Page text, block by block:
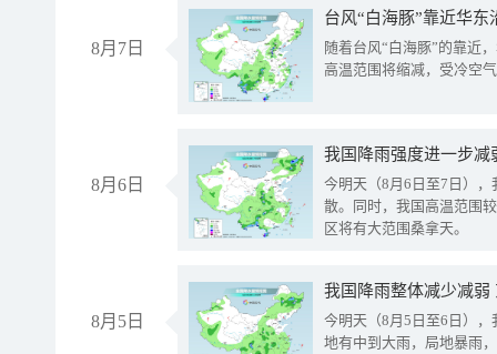
8月7日
台风“白海豚”靠近华
随着台风“白海豚”的靠近
高温范围将缩减，受冷空
8月6日
今明天（8月6日至7日）
散。同时，我国高温范围
区将有大范围桑拿天。
8月5日
我国降雨整体减少减弱
今明天（8月5日至6日）
地有中到大雨，局地暴雨